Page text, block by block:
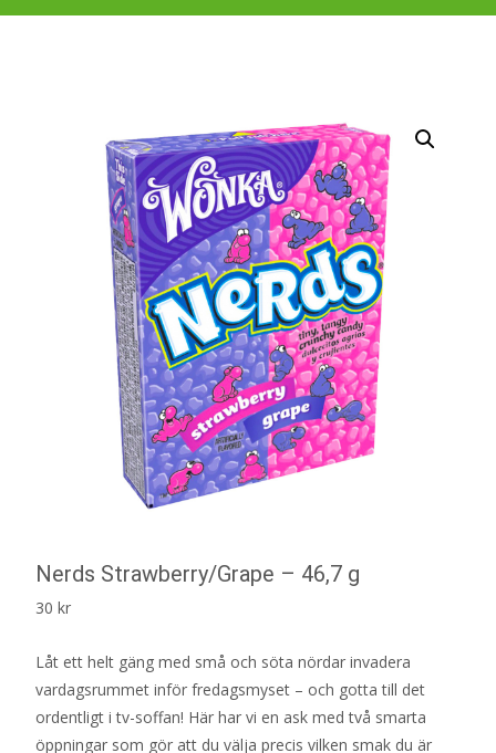
Nerds Strawberry/Grape – 46,7 g
30 kr
Låt ett helt gäng med små och söta nördar invadera
vardagsrummet inför fredagsmyset – och gotta till det
ordentligt i tv-soffan! Här har vi en ask med två smarta
öppningar som gör att du välja precis vilken smak du är